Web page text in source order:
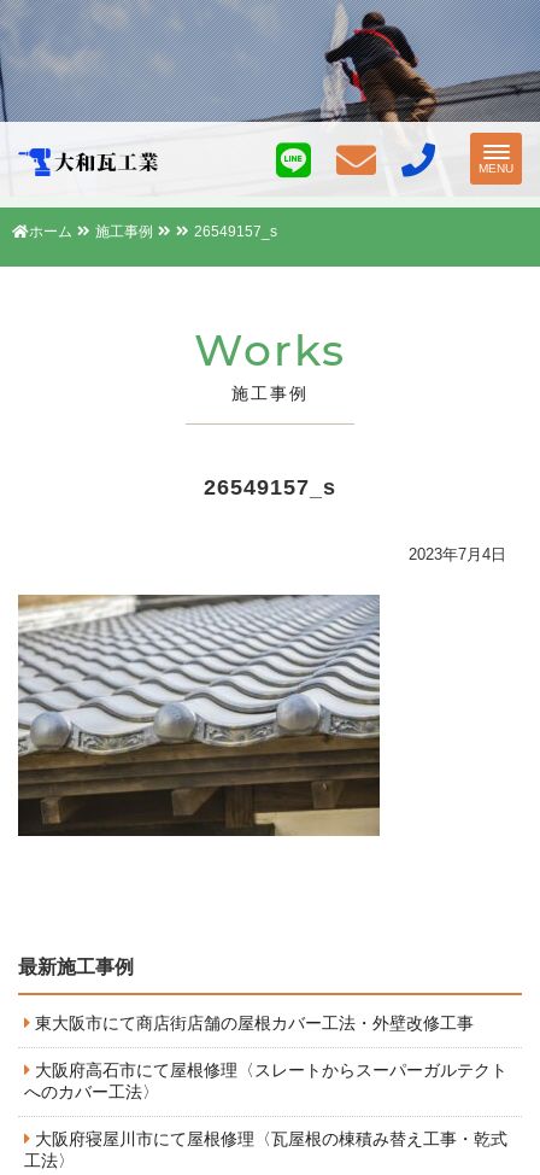
MENU
ホーム 施工事例 26549157_s
Works
施工事例
26549157_s
2023年7月4日
最新施工事例
東大阪市にて商店街店舗の屋根カバー工法・外壁改修工事
大阪府高石市にて屋根修理〈スレートからスーパーガルテクト
へのカバー工法〉
大阪府寝屋川市にて屋根修理〈瓦屋根の棟積み替え工事・乾式
工法〉